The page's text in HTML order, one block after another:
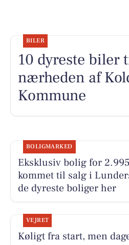
BILER
10 dyreste biler
nærheden af
Kommune
BOLIGMARKED
Eksklusiv bolig for
kommet til salg i
de dyreste boliger her
VEJRET
Køligt fra start, men